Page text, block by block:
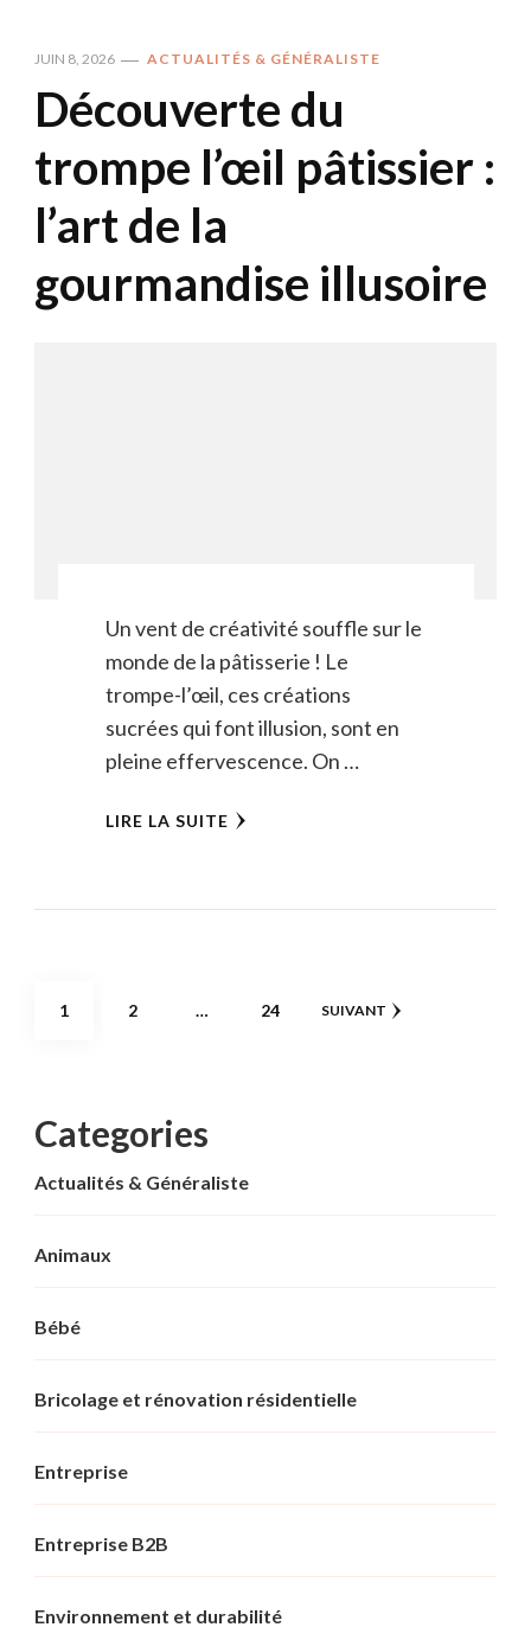
JUIN 8, 2026 ACTUALITÉS & GÉNÉRALISTE
Découverte du
trompe l’œil pâtissier :
l’art de la
gourmandise illusoire
Un vent de créativité souffle sur le
monde de la pâtisserie ! Le
trompe-l’œil, ces créations
sucrées qui font illusion, sont en
pleine effervescence. On …
LIRE LA SUITE
Pagination
PAGE
1 PAGE
2 … PAGE
24 SUIVANT
Categories
Actualités & Généraliste
Animaux
Bébé
Bricolage et rénovation résidentielle
Entreprise
Entreprise B2B
Environnement et durabilité